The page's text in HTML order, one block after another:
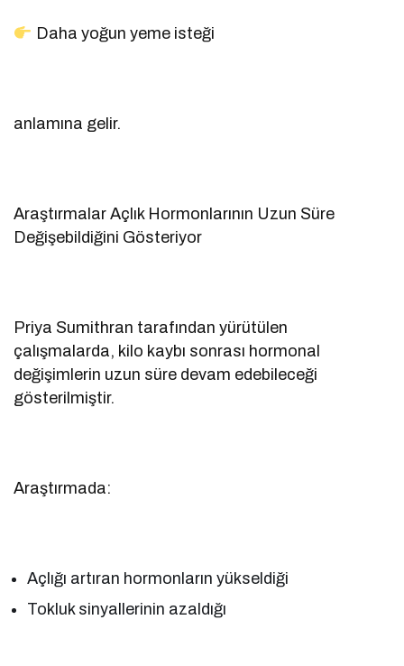
Daha yoğun yeme isteği
anlamına gelir.
Araştırmalar Açlık Hormonlarının Uzun Süre
Değişebildiğini Gösteriyor
Priya Sumithran tarafından yürütülen
çalışmalarda, kilo kaybı sonrası hormonal
değişimlerin uzun süre devam edebileceği
gösterilmiştir.
Araştırmada:
Açlığı artıran hormonların yükseldiği
Tokluk sinyallerinin azaldığı